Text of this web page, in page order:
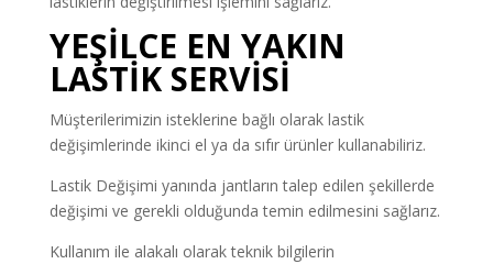
YEŞİLCE EN YAKIN
LASTİK SERVİSİ
Müşterilerimizin isteklerine bağlı olarak lastik
değişimlerinde ikinci el ya da sıfır ürünler kullanabiliriz.
Lastik Değişimi yanında jantların talep edilen şekillerde
değişimi ve gerekli olduğunda temin edilmesini sağlarız.
Kullanım ile alakalı olarak teknik bilgilerin